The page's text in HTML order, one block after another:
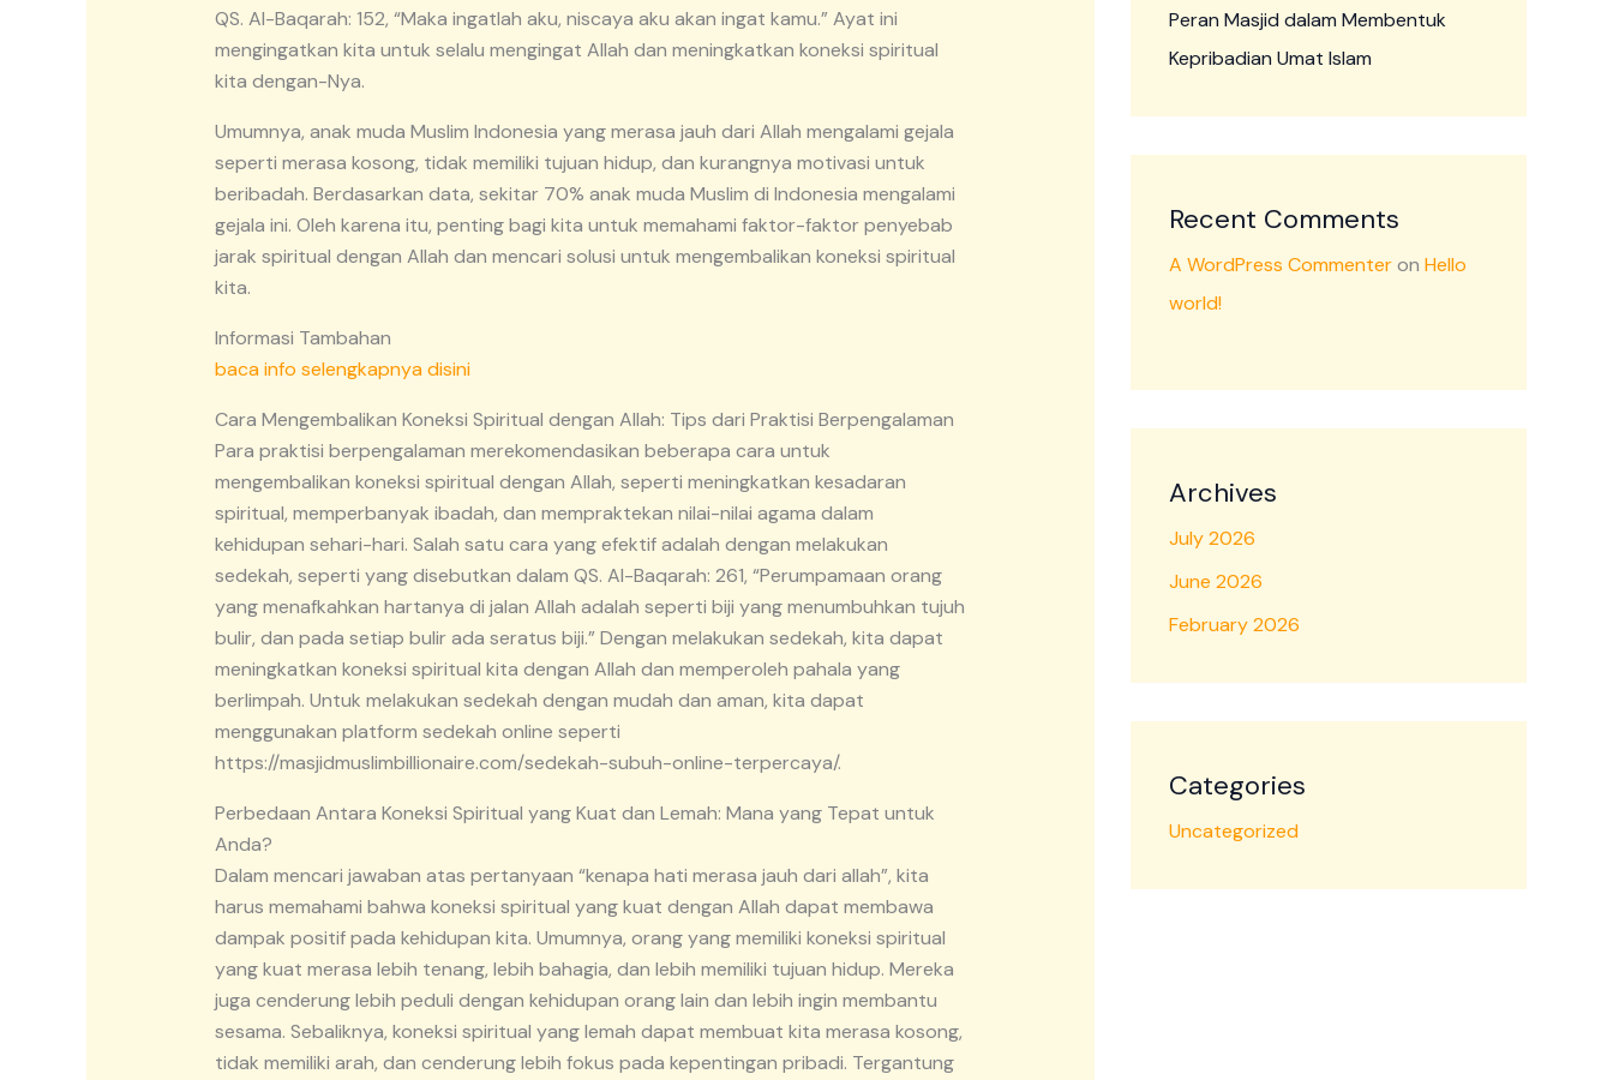
QS. Al-Baqarah: 152, “Maka ingatlah aku, niscaya aku akan ingat kamu.” Ayat ini
mengingatkan kita untuk selalu mengingat Allah dan meningkatkan koneksi spiritual
kita dengan-Nya.
Umumnya, anak muda Muslim Indonesia yang merasa jauh dari Allah mengalami gejala
seperti merasa kosong, tidak memiliki tujuan hidup, dan kurangnya motivasi untuk
beribadah. Berdasarkan data, sekitar 70% anak muda Muslim di Indonesia mengalami
gejala ini. Oleh karena itu, penting bagi kita untuk memahami faktor-faktor penyebab
jarak spiritual dengan Allah dan mencari solusi untuk mengembalikan koneksi spiritual
kita.
Informasi Tambahan
baca info selengkapnya disini
Cara Mengembalikan Koneksi Spiritual dengan Allah: Tips dari Praktisi Berpengalaman
Para praktisi berpengalaman merekomendasikan beberapa cara untuk
mengembalikan koneksi spiritual dengan Allah, seperti meningkatkan kesadaran
spiritual, memperbanyak ibadah, dan mempraktekan nilai-nilai agama dalam
kehidupan sehari-hari. Salah satu cara yang efektif adalah dengan melakukan
sedekah, seperti yang disebutkan dalam QS. Al-Baqarah: 261, “Perumpamaan orang
yang menafkahkan hartanya di jalan Allah adalah seperti biji yang menumbuhkan tujuh
bulir, dan pada setiap bulir ada seratus biji.” Dengan melakukan sedekah, kita dapat
meningkatkan koneksi spiritual kita dengan Allah dan memperoleh pahala yang
berlimpah. Untuk melakukan sedekah dengan mudah dan aman, kita dapat
menggunakan platform sedekah online seperti
https://masjidmuslimbillionaire.com/sedekah-subuh-online-terpercaya/.
Perbedaan Antara Koneksi Spiritual yang Kuat dan Lemah: Mana yang Tepat untuk
Anda?
Dalam mencari jawaban atas pertanyaan “kenapa hati merasa jauh dari allah”, kita
harus memahami bahwa koneksi spiritual yang kuat dengan Allah dapat membawa
dampak positif pada kehidupan kita. Umumnya, orang yang memiliki koneksi spiritual
yang kuat merasa lebih tenang, lebih bahagia, dan lebih memiliki tujuan hidup. Mereka
juga cenderung lebih peduli dengan kehidupan orang lain dan lebih ingin membantu
sesama. Sebaliknya, koneksi spiritual yang lemah dapat membuat kita merasa kosong,
tidak memiliki arah, dan cenderung lebih fokus pada kepentingan pribadi. Tergantung
Peran Masjid dalam Membentuk
Kepribadian Umat Islam
Recent Comments
A WordPress Commenteron Hello
world!
Archives
July 2026
June 2026
February 2026
Categories
Uncategorized